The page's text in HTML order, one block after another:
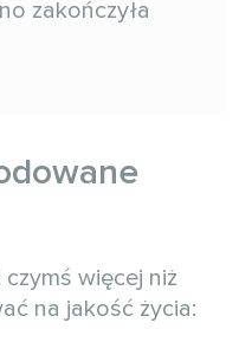
zakończyła
więcej niż
na jakość życia: